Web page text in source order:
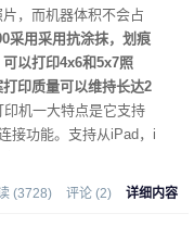
，而机器体积不会占
采用采用抗涂抹，划痕
以打印4x6和5x7照
印质量可以维持长达2
机一大特点是它支持
接功能。支持从iPad，i
(3728) 评论 (2) 详细内容